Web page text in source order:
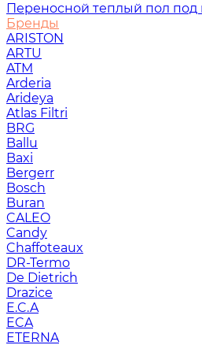
Переносной теплый пол под
Бренды
ARISTON
ARTU
ATM
Arderia
Arideya
Atlas Filtri
BRG
Ballu
Baxi
Bergerr
Bosch
Buran
CALEO
Candy
Chaffoteaux
DR-Termo
De Dietrich
Drazice
E.C.A
ECA
ETERNA